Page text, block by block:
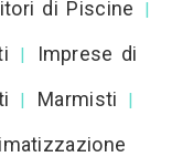
di Piscine |
|
Imprese di
| Marmisti |